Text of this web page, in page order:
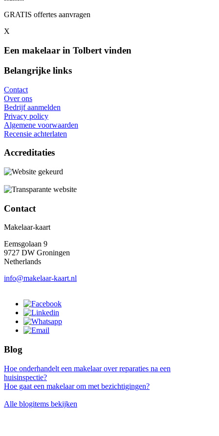
GRATIS offertes aanvragen
X
Een makelaar in Tolbert vinden
Belangrijke links
Contact
Over ons
Bedrijf aanmelden
Privacy policy
Algemene voorwaarden
Recensie achterlaten
Accreditaties
Contact
Makelaar-kaart
Eemsgolaan 9
9727 DW Groningen
Netherlands
info@makelaar-kaart.nl
Blog
Hoe onderhandelt een makelaar over reparaties na een
huisinspectie?
Hoe gaat een makelaar om met bezichtigingen?
Alle blogitems bekijken